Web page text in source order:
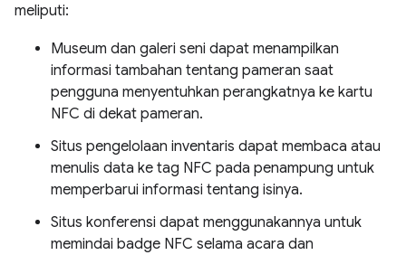
meliputi:
Museum dan galeri seni dapat menampilkan
informasi tambahan tentang pameran saat
pengguna menyentuhkan perangkatnya ke kartu
NFC di dekat pameran.
Situs pengelolaan inventaris dapat membaca atau
menulis data ke tag NFC pada penampung untuk
memperbarui informasi tentang isinya.
Situs konferensi dapat menggunakannya untuk
memindai badge NFC selama acara dan